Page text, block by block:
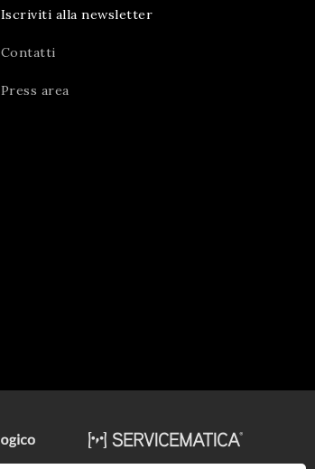
Iscriviti alla newsletter
Contatti
Press area